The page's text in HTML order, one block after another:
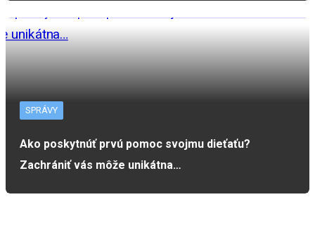
SPRÁVY
Ako poskytnúť prvú pomoc svojmu dieťaťu?
Zachrániť vás môže unikátna…